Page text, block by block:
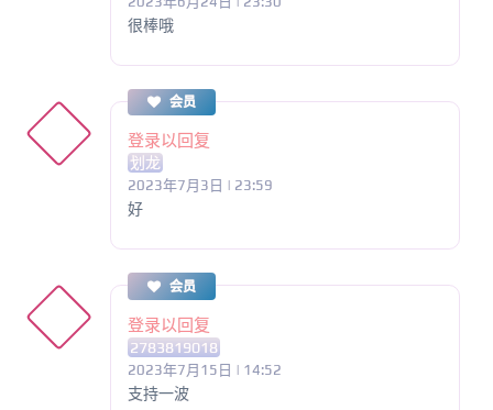
很棒哦
会员
登录以回复
划龙
2023年7月3日 | 23:59
好
会员
登录以回复
2783819018
2023年7月15日 | 14:52
支持一波